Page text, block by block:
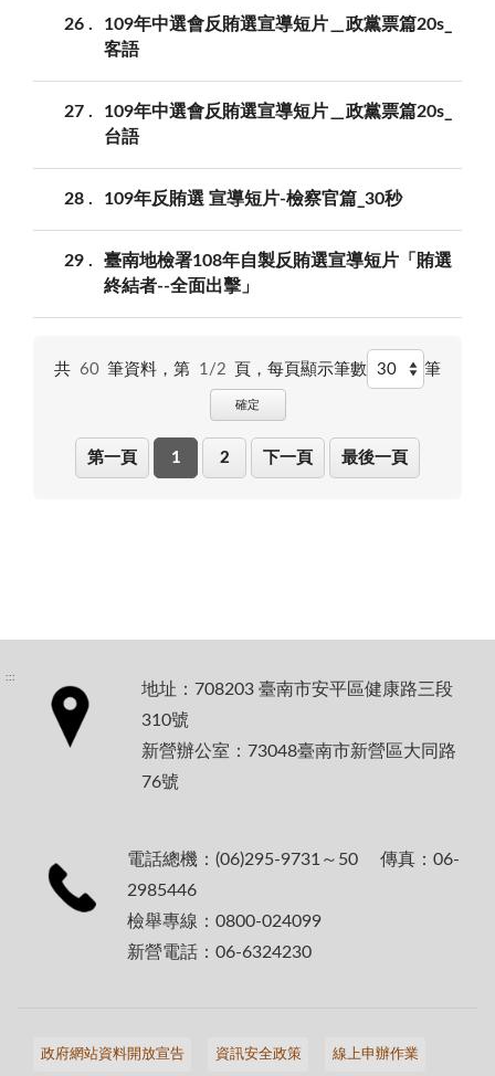
26
109年中選會反賄選宣導短片＿政黨票篇20s_
客語
27
109年中選會反賄選宣導短片＿政黨票篇20s_
台語
28 109年反賄選 宣導短片-檢察官篇_30秒
29
臺南地檢署108年自製反賄選宣導短片「賄選
終結者--全面出擊」
共 60 筆資料，第 1/2 頁，每頁顯示筆數 筆
確定
第一頁 1 2 下一頁 最後一頁
:::
地址：708203 臺南市安平區健康路三段
310號
新營辦公室：73048臺南市新營區大同路
76號
電話總機：(06)295-9731～50 傳真：06-
2985446
檢舉專線：0800-024099
新營電話：06-6324230
政府網站資料開放宣告 資訊安全政策 線上申辦作業